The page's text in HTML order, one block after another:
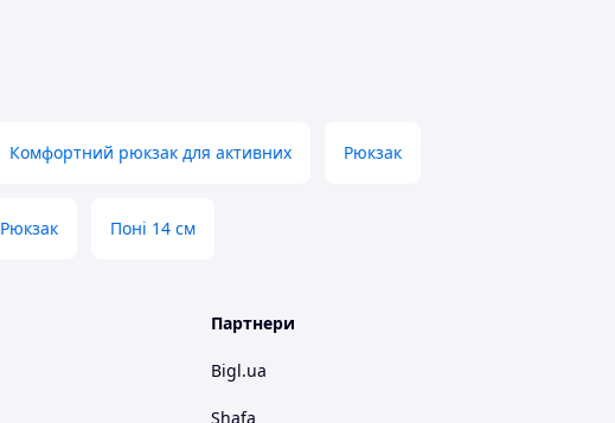
Комфортний рюкзак для активних Рюкзак
Рюкзак Поні 14 см
Партнери
Bigl.ua
Shafa